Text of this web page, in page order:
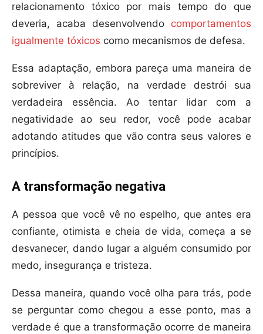
relacionamento tóxico por mais tempo do que
deveria, acaba desenvolvendo comportamentos
igualmente tóxicos como mecanismos de defesa.
Essa adaptação, embora pareça uma maneira de
sobreviver à relação, na verdade destrói sua
verdadeira essência. Ao tentar lidar com a
negatividade ao seu redor, você pode acabar
adotando atitudes que vão contra seus valores e
princípios.
A transformação negativa
A pessoa que você vê no espelho, que antes era
confiante, otimista e cheia de vida, começa a se
desvanecer, dando lugar a alguém consumido por
medo, insegurança e tristeza.
Dessa maneira, quando você olha para trás, pode
se perguntar como chegou a esse ponto, mas a
verdade é que a transformação ocorre de maneira